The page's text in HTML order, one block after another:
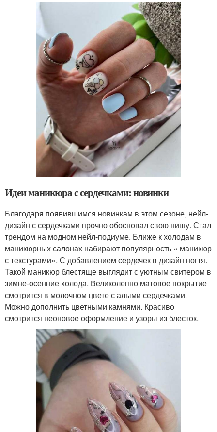
Идеи маникюра с сердечками: новинки
Благодаря появившимся новинкам в этом сезоне, нейл-
дизайн с сердечками прочно обосновал свою нишу. Стал
трендом на модном нейл-подиуме. Ближе к холодам в
маникюрных салонах набирают популярность « маникюр
с текстурами». С добавлением сердечек в дизайн ногтя.
Такой маникюр блестяще выглядит с уютным свитером в
зимне-осенние холода. Великолепно матовое покрытие
смотрится в молочном цвете с алыми сердечками.
Можно дополнить цветными камнями. Красиво
смотрится неоновое оформление и узоры из блесток.